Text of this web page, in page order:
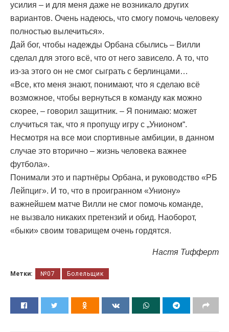
усилия – и для меня даже не возникало других
вариантов. Очень надеюсь, что смогу помочь человеку
полностью вылечиться».
Дай бог, чтобы надежды Орбана сбылись – Вилли
сделал для этого всё, что от него зависело. А то, что
из-за этого он не смог сыграть с берлинцами…
«Все, кто меня знают, понимают, что я сделаю всё
возможное, чтобы вернуться в команду как можно
скорее, – говорил защитник. – Я понимаю: может
случиться так, что я пропущу игру с „Унионом“.
Несмотря на все мои спортивные амбиции, в данном
случае это вторично – жизнь человека важнее
футбола».
Понимали это и партнёры Орбана, и руководство «РБ
Лейпциг». И то, что в проигранном «Униону»
важнейшем матче Вилли не смог помочь команде,
не вызвало никаких претензий и обид. Наоборот,
«быки» своим товарищем очень гордятся.
Настя Тифферт
Метки: №07 Болельщик